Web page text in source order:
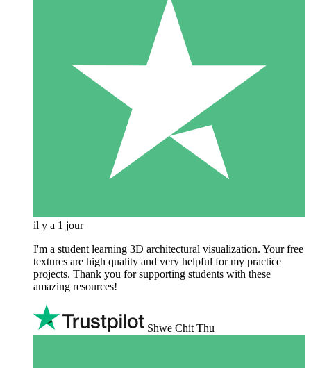
il y a 1 jour
I'm a student learning 3D architectural visualization. Your free
textures are high quality and very helpful for my practice
projects. Thank you for supporting students with these
amazing resources!
Shwe Chit Thu